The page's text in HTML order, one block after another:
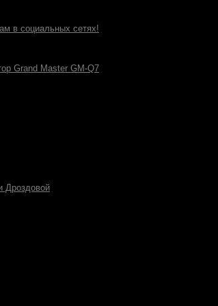
в социальных сетях!
Grand Master GM-Q7
Дроздовой